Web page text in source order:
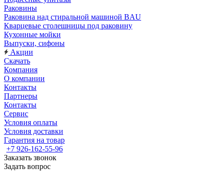
Раковины
Раковина над стиральной машиной BAU
Кварцевые столешницы под раковину
Кухонные мойки
Выпуски, сифоны
Акции
Скачать
Компания
О компании
Контакты
Партнеры
Контакты
Сервис
Условия оплаты
Условия доставки
Гарантия на товар
+7 926-162-55-96
Заказать звонок
Задать вопрос